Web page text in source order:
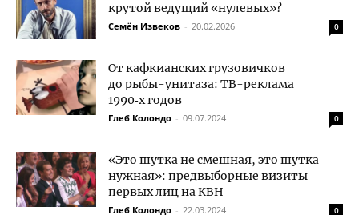
крутой ведущий «нулевых»?
Семён Извеков - 20.02.2026 0
От кафкианских грузовичков
до рыбы-унитаза: ТВ-реклама
1990‑х годов
Глеб Колондо - 09.07.2024 0
«Это шутка не смешная, это шутка
нужная»: предвыборные визиты
первых лиц на КВН
Глеб Колондо - 22.03.2024 0